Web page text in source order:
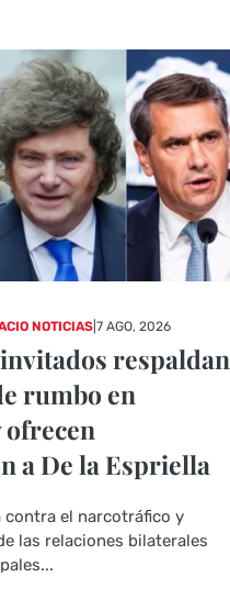
NOTICIAS| 7 AGO, 2026
respaldan
rumbo en
ofrecen
a De la Espriella
contra el narcotráfico y
las relaciones bilaterales